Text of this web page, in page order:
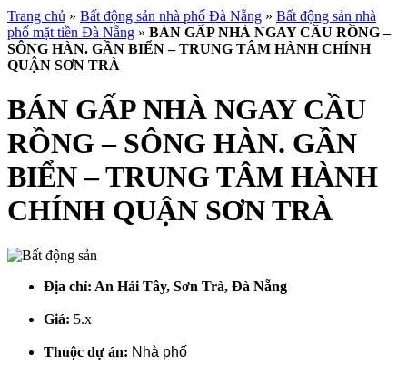
Trang chủ » Bất động sản nhà phố Đà Nẵng » Bất động sản nhà
phố mặt tiền Đà Nẵng » BÁN GẤP NHÀ NGAY CẦU RỒNG –
SÔNG HÀN. GẦN BIỂN – TRUNG TÂM HÀNH CHÍNH
QUẬN SƠN TRÀ
BÁN GẤP NHÀ NGAY CẦU
RỒNG – SÔNG HÀN. GẦN
BIỂN – TRUNG TÂM HÀNH
CHÍNH QUẬN SƠN TRÀ
Địa chỉ: An Hải Tây, Sơn Trà, Đà Nẵng
Giá: 5.x
Thuộc dự án: Nhà phố